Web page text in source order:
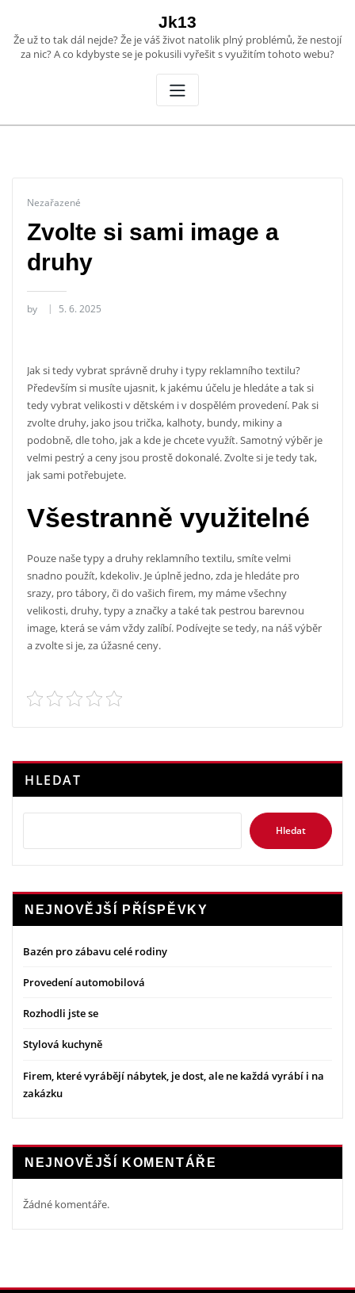
content
Jk13
Že už to tak dál nejde? Že je váš život natolik plný problémů, že nestojí
za nic? A co kdybyste se je pokusili vyřešit s využitím tohoto webu?
Nezařazené
Zvolte si sami image a
druhy
by 5. 6. 2025
Jak si tedy vybrat správně druhy i typy reklamního textilu?
Především si musíte ujasnit, k jakému účelu je hledáte a tak si
tedy vybrat velikosti v dětském i v dospělém provedení. Pak si
zvolte druhy, jako jsou trička, kalhoty, bundy, mikiny a
podobně, dle toho, jak a kde je chcete využít. Samotný výběr je
velmi pestrý a ceny jsou prostě dokonalé. Zvolte si je tedy tak,
jak sami potřebujete.
Všestranně využitelné
Pouze naše typy a druhy reklamního textilu, smíte velmi
snadno použít, kdekoliv. Je úplně jedno, zda je hledáte pro
srazy, pro tábory, či do vašich firem, my máme všechny
velikosti, druhy, typy a značky a také tak pestrou barevnou
image, která se vám vždy zalíbí. Podívejte se tedy, na náš výběr
a zvolte si je, za úžasné ceny.
HLEDAT
Hledat
NEJNOVĚJŠÍ PŘÍSPĚVKY
Bazén pro zábavu celé rodiny
Provedení automobilová
Rozhodli jste se
Stylová kuchyně
Firem, které vyrábějí nábytek, je dost, ale ne každá vyrábí i na
zakázku
NEJNOVĚJŠÍ KOMENTÁŘE
Žádné komentáře.